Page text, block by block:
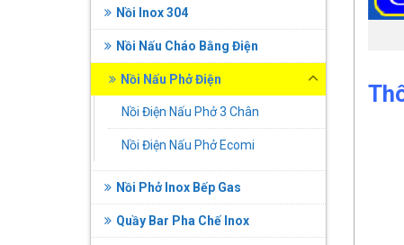
Nồi Inox 304
Nồi Nấu Cháo Bằng Điện
Nồi Nấu Phở Điện
Nồi Điện Nấu Phở 3 Chân
Nồi Điện Nấu Phở Ecomi
Nồi Phở Inox Bếp Gas
Quầy Bar Pha Chế Inox